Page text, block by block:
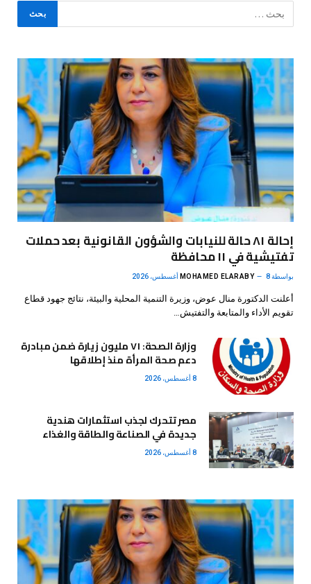
إحالة ٨١ حالة للنيابات والشؤون القانونية بعد حملات
تفتيشية في ١١ محافظة
بواسطة MOHAMED ELARABY 8 أغسطس، 2026
أعلنت الدكتورة منال عوض، وزيرة التنمية المحلية والبيئة، نتائج جهود قطاع
تقويم الأداء والمتابعة والتفتيش…
وزارة الصحة: ٧١ مليون زيارة ضمن مبادرة
دعم صحة المرأة منذ إطلاقها
8 أغسطس، 2026
مصر تتحرك لجذب استثمارات هندية
جديدة في الصناعة والطاقة والغذاء
8 أغسطس، 2026